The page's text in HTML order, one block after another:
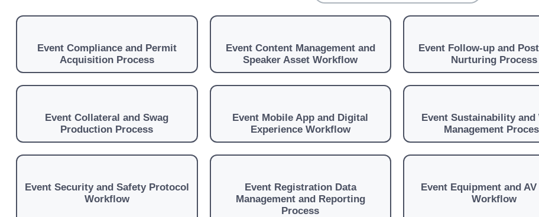
Event Compliance and Permit
Acquisition Process
Event Content Management and
Speaker Asset Workflow
Event Follow-up and
Nurturing Process
Event Collateral and Swag
Production Process
Event Mobile App and Digital
Experience Workflow
Event Sustainability and
Management
Event Security and Safety Protocol
Workflow
Event Registration Data
Management and Reporting
Process
Event Equipment and
Workflow